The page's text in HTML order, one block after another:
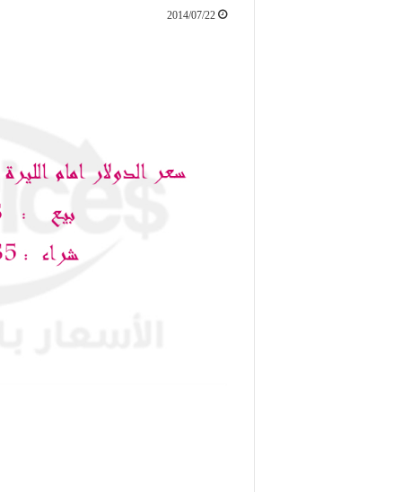
2014/07/22